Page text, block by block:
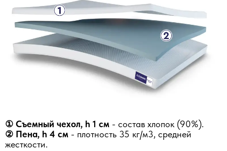
① Съемный чехол, h 1 см - состав хлопок (90%).
② Пена, h 4 см - плотность 35 кг/м3, средней
жесткости.